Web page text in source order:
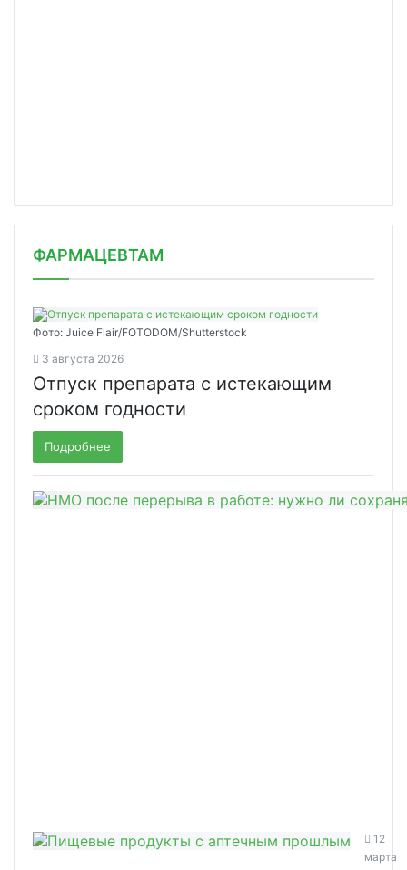
ФАРМАЦЕВТАМ
Фото: Juice Flair/FOTODOM/Shutterstoсk
3 августа 2026
Отпуск препарата с истекающим
сроком годности
Подробнее
12
марта